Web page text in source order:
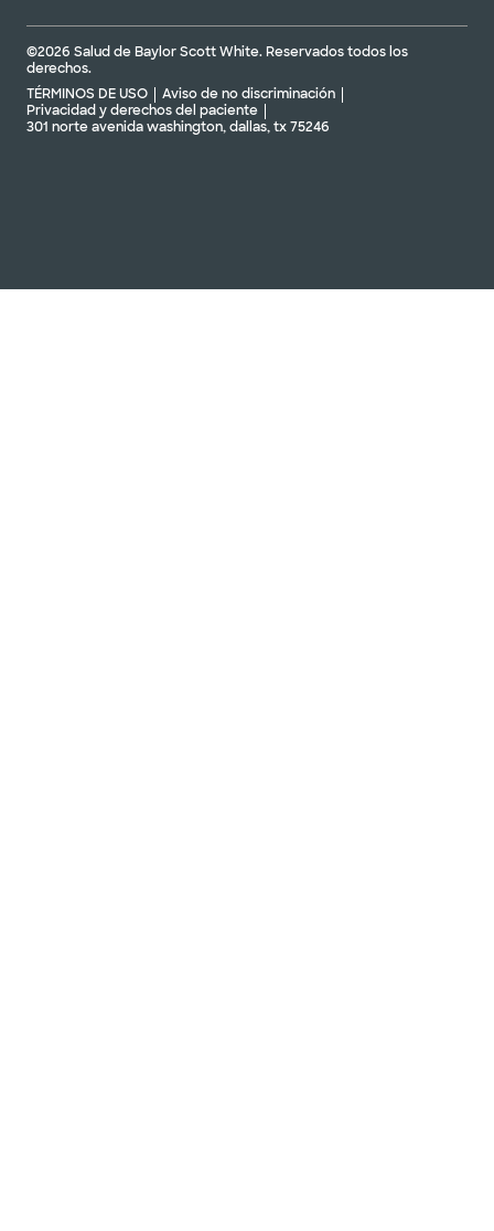
©2026 Salud de Baylor Scott White. Reservados todos los
derechos.
TÉRMINOS DE USO
Aviso de no discriminación
Privacidad y derechos del paciente
301 norte avenida washington, dallas, tx 75246